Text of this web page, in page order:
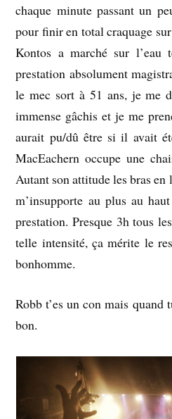
chaque minute passant un
pour finir en total craquage sur
Kontos a marché sur l’eau
prestation absolument
le mec sort à 51 ans, je me
immense gâchis et je me
aurait pu/dû être si il avait
MacEachern occupe une
Autant son attitude les bras en
m’insupporte au plus au
prestation. Presque 3h tous
telle intensité, ça mérite le
bonhomme.
Robb t’es un con mais quand
bon.